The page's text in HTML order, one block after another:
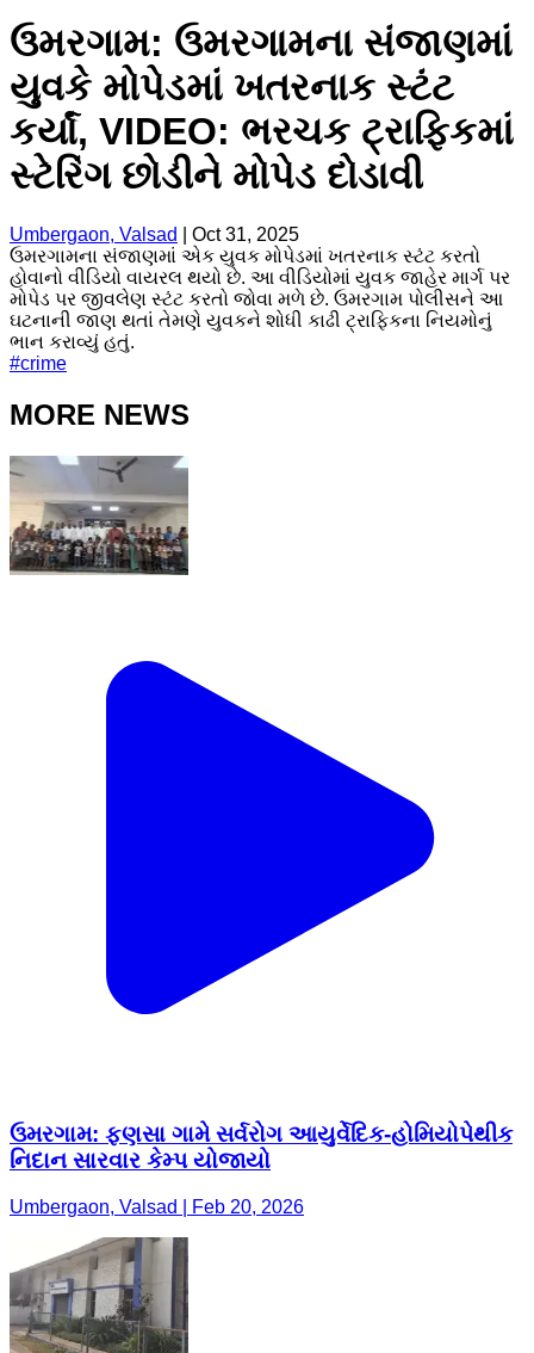
ઉમરગામ: ઉમરગામના સંજાણમાં
યુવકે મોપેડમાં ખતરનાક સ્ટંટ
કર્યાં, VIDEO: ભરચક ટ્રાફિકમાં
સ્ટેરિંગ છોડીને મોપેડ દોડાવી
Umbergaon, Valsad
Oct 31, 2025
ઉમરગામના સંજાણમાં એક યુવક મોપેડમાં ખતરનાક સ્ટંટ કરતો
હોવાનો વીડિયો વાયરલ થયો છે. આ વીડિયોમાં યુવક જાહેર માર્ગ પર
મોપેડ પર જીવલેણ સ્ટંટ કરતો જોવા મળે છે. ઉમરગામ પોલીસને આ
ઘટનાની જાણ થતાં તેમણે યુવકને શોધી કાઢી ટ્રાફિકના નિયમોનું
ભાન કરાવ્યું હતું.
#crime
MORE NEWS
ઉમરગામ: ફણસા ગામે સર્વરોગ આયુર્વેદિક-હોમિયોપેથીક
નિદાન સારવાર કેમ્પ યોજાયો
Umbergaon, Valsad | Feb 20, 2026